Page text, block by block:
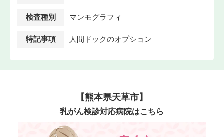
検査種別 マンモグラフィ
特記事項 人間ドックのオプション
【熊本県天草市】
乳がん検診対応病院はこちら